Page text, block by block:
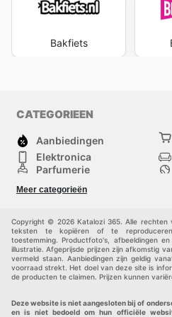
Bakfiets
CATEGORIEEN
Aanbiedingen
Elektronica
Parfumerie
Kinderen
Meer categorieën
Copyright © 2026 Katalozi 365. Alle rechten
teksten te kopiëren of te reproduceren
toestemming. Productfoto's, afbeeldingen
illustratie. Afgeprijsde prijzen zijn afkomstig
vermeld staan. Aanbiedingen zijn geldig
voorraad strekt. Het doel van deze site is
de producten te claimen. Prijzen kunnen
Deze website is niet aangesloten bij of
en is niet bedoeld om hun officiële